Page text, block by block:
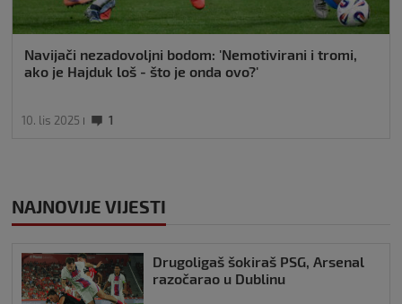
Navijači nezadovoljni bodom: 'Nemotivirani i tromi,
ako je Hajduk loš - što je onda ovo?'
10. lis 2025 1
NAJNOVIJE VIJESTI
Drugoligaš šokiraš PSG, Arsenal
razočarao u Dublinu